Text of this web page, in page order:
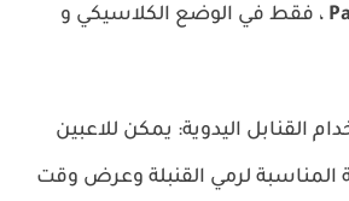
، فقط في الوضع الكلاسيكي و
القنابل اليدوية: يمكن للاعبين
المناسبة لرمي القنبلة وعرض وقت